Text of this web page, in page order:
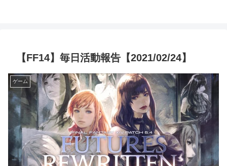
【FF14】毎日活動報告【2021/02/24】
ゲーム